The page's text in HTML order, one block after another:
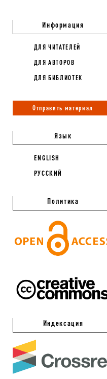
Информация
ДЛЯ ЧИТАТЕЛЕЙ
ДЛЯ АВТОРОВ
ДЛЯ БИБЛИОТЕК
Отправить материал
Язык
ENGLISH
РУССКИЙ
Политика
Индексация